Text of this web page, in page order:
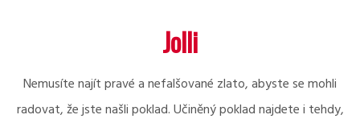
Jolli
Nemusíte najít pravé a nefalšované zlato, abyste se mohli
radovat, že jste našli poklad. Učiněný poklad najdete i tehdy,